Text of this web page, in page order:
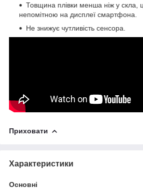
Товщина плівки менша ніж у скла,
непомітною на дисплеї смартфона.
Не знижує чутливість сенсора.
Приховати
Характеристики
Основні